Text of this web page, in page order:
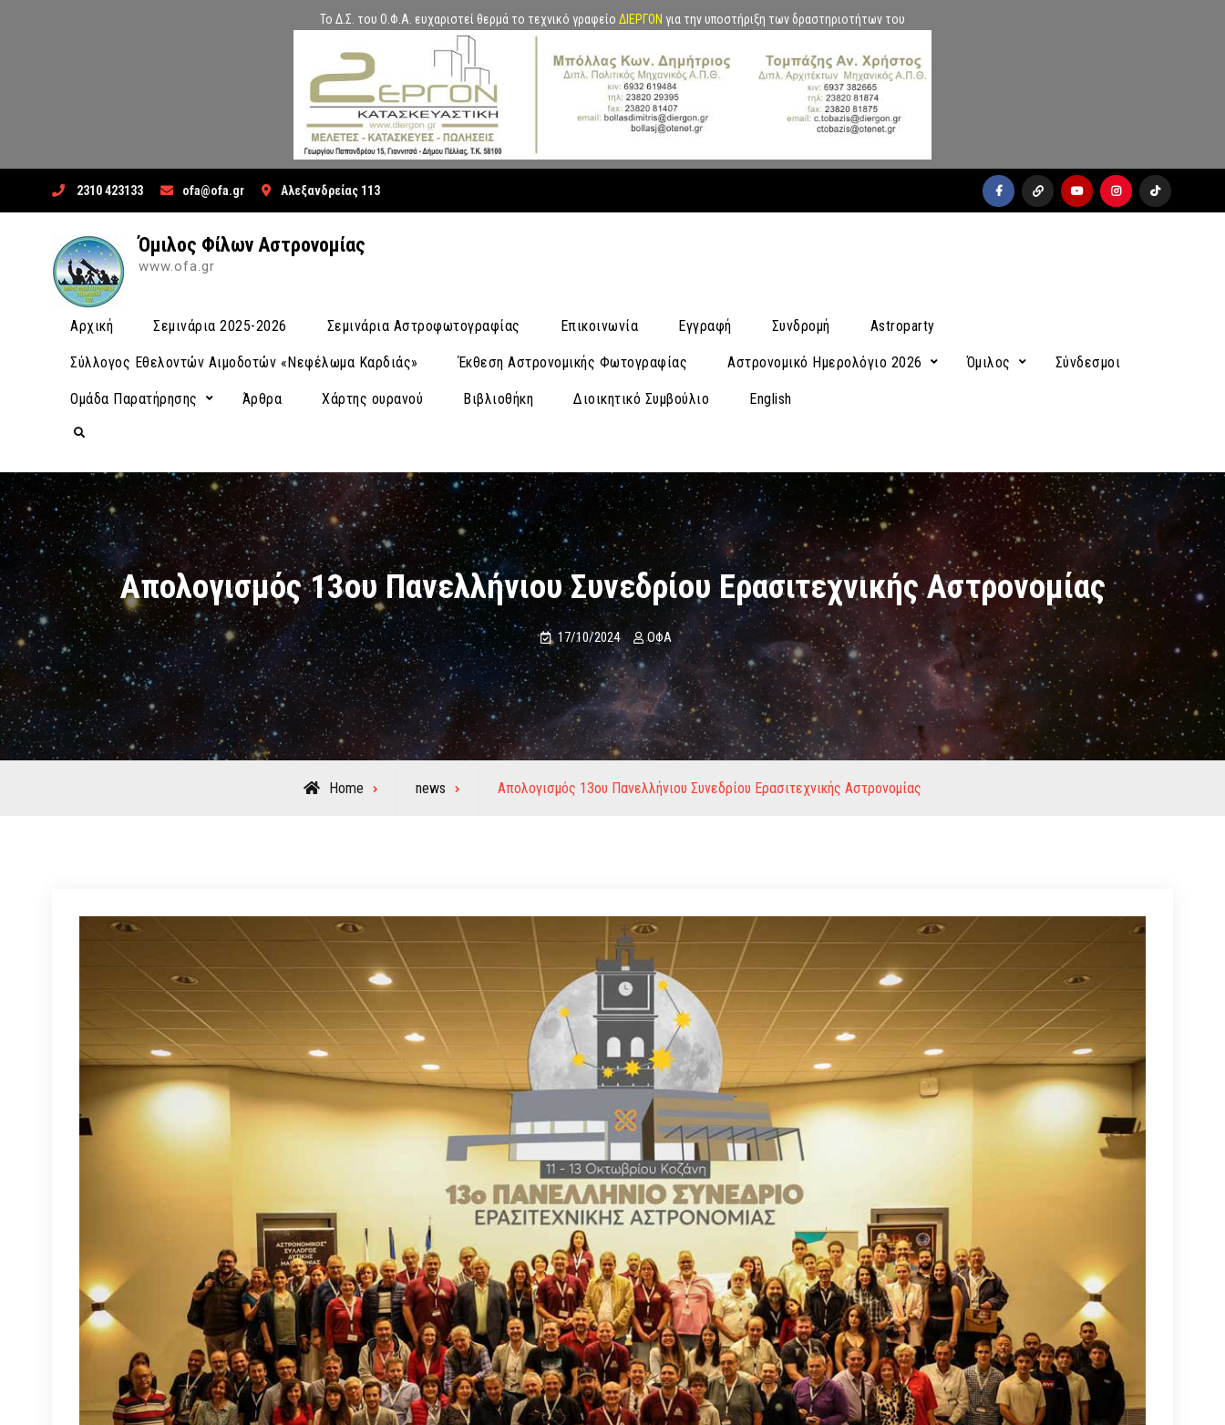
Το Δ.Σ. του Ο.Φ.Α. ευχαριστεί θερμά το τεχνικό γραφείο ΔΙΕΡΓΟΝ για την υποστήριξη των δραστηριοτήτων του
2310 423133 ofa@ofa.gr Αλεξανδρείας 113 facebook
x youtubeinstagramTiktok
Όμιλος Φίλων Αστρονομίας
www.ofa.gr
Αρχική Σεμινάρια 2025-2026 Σεμινάρια Αστροφωτογραφίας Επικοινωνία Εγγραφή Συνδρομή Astroparty
Σύλλογος Εθελοντών Αιμοδοτών «Νεφέλωμα Καρδιάς» Έκθεση Αστρονομικής Φωτογραφίας Αστρονομικό Ημερολόγιο 2026 Όμιλος Σύνδεσμοι
Ομάδα Παρατήρησης Άρθρα Χάρτης ουρανού Βιβλιοθήκη Διοικητικό Συμβούλιο English
Search
Απολογισμός 13ου Πανελλήνιου Συνεδρίου Ερασιτεχνικής Αστρονομίας
17/10/2024 ΟΦΑ
Home news Απολογισμός 13ου Πανελλήνιου Συνεδρίου Ερασιτεχνικής Αστρονομίας